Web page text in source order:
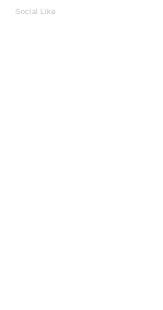
Social Like